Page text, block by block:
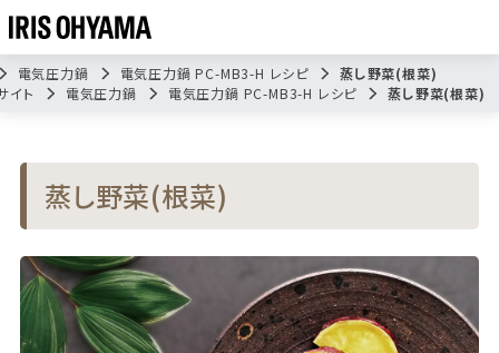
電気圧力鍋 電気圧力鍋 PC-MB3-H レシピ
蒸し野菜(根菜)
イト
電気圧力鍋 電気圧力鍋 PC-MB3-H レシピ 蒸し野菜(根菜)
蒸し野菜(根菜)